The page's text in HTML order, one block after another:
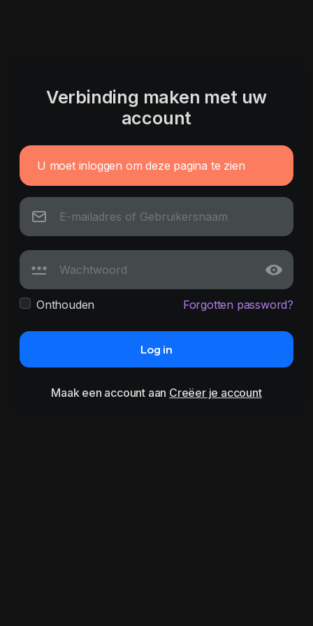
Verbinding maken met uw
account
U moet inloggen om deze pagina te zien
Onthouden Forgotten password?
Log in
Maak een account aan Creëer je account